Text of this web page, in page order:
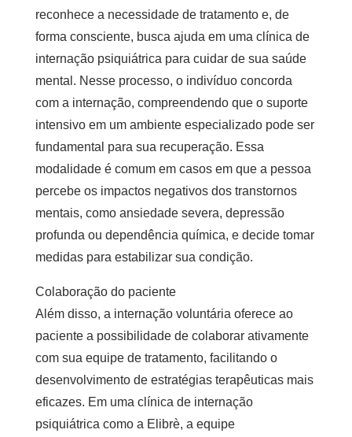
reconhece a necessidade de tratamento e, de
forma consciente, busca ajuda em uma clínica de
internação psiquiátrica para cuidar de sua saúde
mental. Nesse processo, o indivíduo concorda
com a internação, compreendendo que o suporte
intensivo em um ambiente especializado pode ser
fundamental para sua recuperação. Essa
modalidade é comum em casos em que a pessoa
percebe os impactos negativos dos transtornos
mentais, como ansiedade severa, depressão
profunda ou dependência química, e decide tomar
medidas para estabilizar sua condição.
Colaboração do paciente
Além disso, a internação voluntária oferece ao
paciente a possibilidade de colaborar ativamente
com sua equipe de tratamento, facilitando o
desenvolvimento de estratégias terapêuticas mais
eficazes. Em uma clínica de internação
psiquiátrica como a Elibrè, a equipe